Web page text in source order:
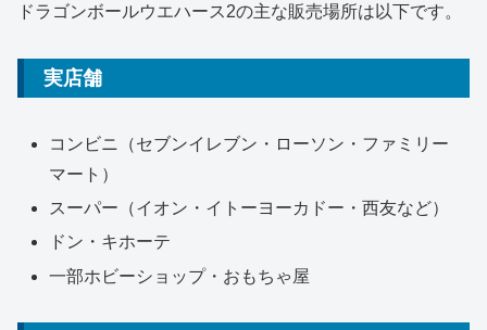
ドラゴンボールウエハース2の主な販売場所は以下です。
実店舗
コンビニ（セブンイレブン・ローソン・ファミリー
マート）
スーパー（イオン・イトーヨーカドー・西友など）
ドン・キホーテ
一部ホビーショップ・おもちゃ屋